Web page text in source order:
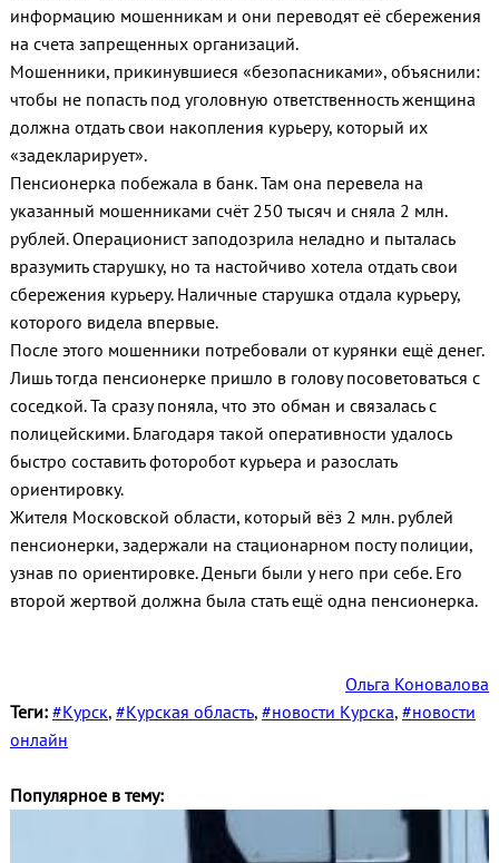
информацию мошенникам и они переводят её сбережения
на счета запрещенных организаций.
Мошенники, прикинувшиеся «безопасниками», объяснили:
чтобы не попасть под уголовную ответственность женщина
должна отдать свои накопления курьеру, который их
«задекларирует».
Пенсионерка побежала в банк. Там она перевела на
указанный мошенниками счёт 250 тысяч и сняла 2 млн.
рублей. Операционист заподозрила неладно и пыталась
вразумить старушку, но та настойчиво хотела отдать свои
сбережения курьеру. Наличные старушка отдала курьеру,
которого видела впервые.
После этого мошенники потребовали от курянки ещё денег.
Лишь тогда пенсионерке пришло в голову посоветоваться с
соседкой. Та сразу поняла, что это обман и связалась с
полицейскими. Благодаря такой оперативности удалось
быстро составить фоторобот курьера и разослать
ориентировку.
Жителя Московской области, который вёз 2 млн. рублей
пенсионерки, задержали на стационарном посту полиции,
узнав по ориентировке. Деньги были у него при себе. Его
второй жертвой должна была стать ещё одна пенсионерка.
Ольга Коновалова
Теги: #Курск, #Курская область, #новости Курска, #новости
онлайн
Популярное в тему: